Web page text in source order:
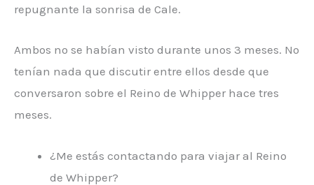
repugnante la sonrisa de Cale.
Ambos no se habían visto durante unos 3 meses. No
tenían nada que discutir entre ellos desde que
conversaron sobre el Reino de Whipper hace tres
meses.
¿Me estás contactando para viajar al Reino
de Whipper?